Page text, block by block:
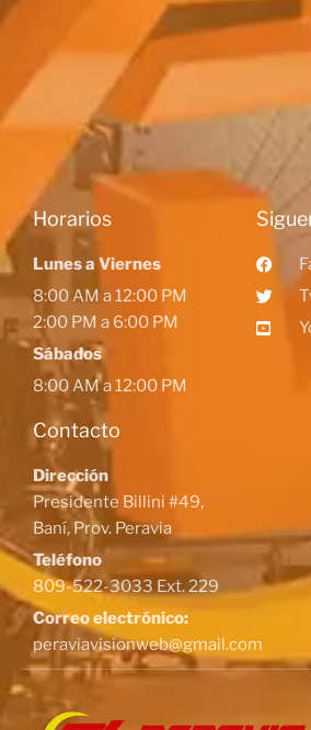
Horarios
Lunes a Viernes
8:00 AM a 12:00 PM
2:00 PM a 6:00 PM
Sábados
8:00 AM a 12:00 PM
Contacto
Dirección
Presidente Billini #49,
Baní, Prov. Peravia
Teléfono
809-522-3033 Ext. 229
Correo electrónico:
peraviavisionweb@gmail.com